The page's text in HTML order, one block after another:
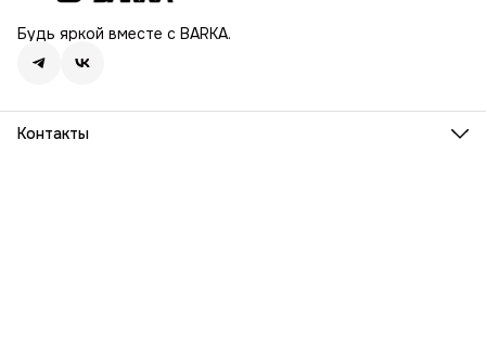
Будь яркой вместе с BARKA.
Контакты